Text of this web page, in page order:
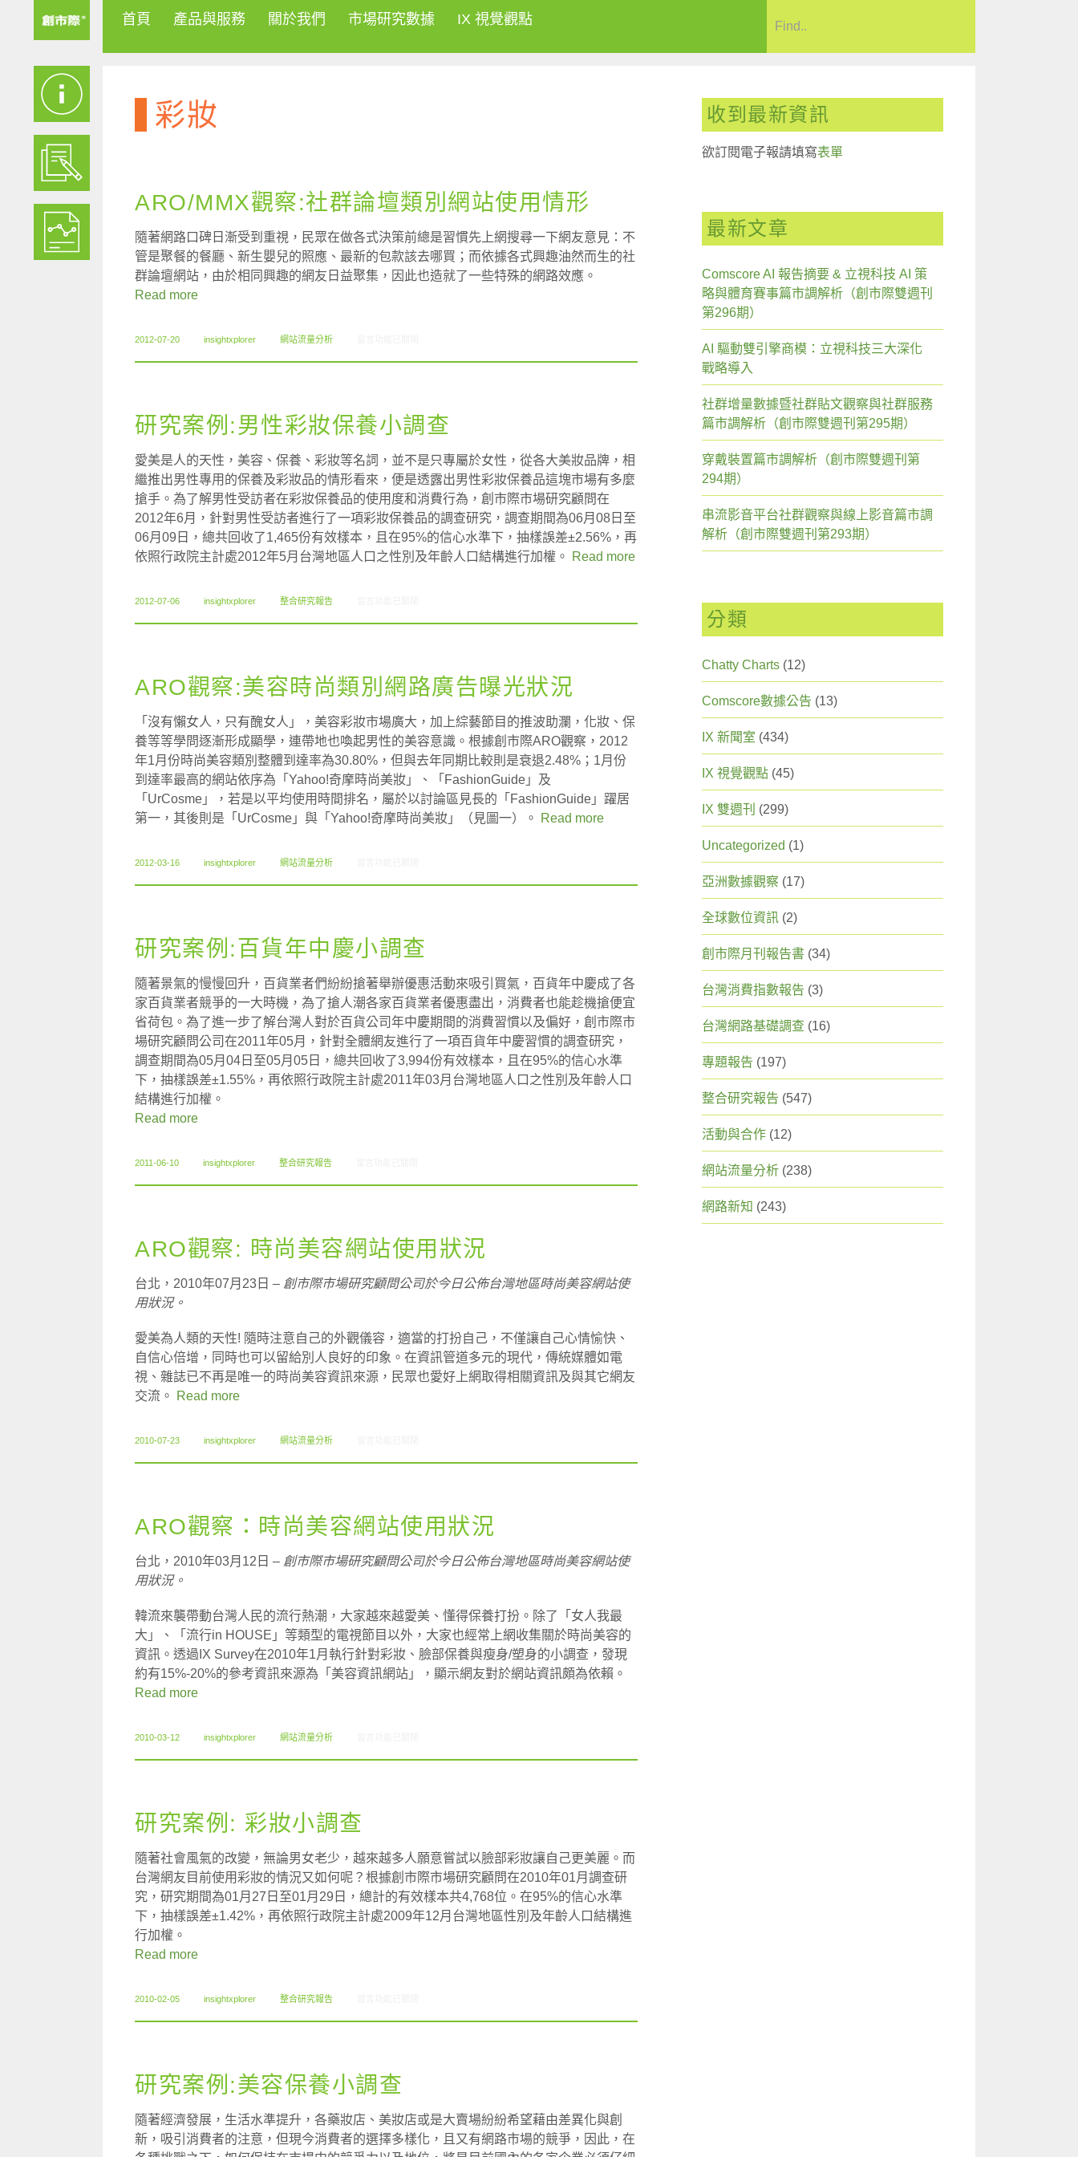
首頁 產品與服務 關於我們 市場研究數據 IX 視覺觀點
彩妝
ARO/MMX觀察:社群論壇類別網站使用情形
隨著網路口碑日漸受到重視，民眾在做各式決策前總是習慣先上網搜尋一下網友意見：不
管是聚餐的餐廳、新生嬰兒的照應、最新的包款該去哪買；而依據各式興趣油然而生的社
群論壇網站，由於相同興趣的網友日益聚集，因此也造就了一些特殊的網路效應。
Read more
2012-07-20 insightxplorer 網站流量分析
研究案例:男性彩妝保養小調查
愛美是人的天性，美容、保養、彩妝等名詞，並不是只專屬於女性，從各大美妝品牌，相
繼推出男性專用的保養及彩妝品的情形看來，便是透露出男性彩妝保養品這塊市場有多麼
搶手。為了解男性受訪者在彩妝保養品的使用度和消費行為，創市際市場研究顧問在
2012年6月，針對男性受訪者進行了一項彩妝保養品的調查研究，調查期間為06月08日至
06月09日，總共回收了1,465份有效樣本，且在95%的信心水準下，抽樣誤差±2.56%，再
依照行政院主計處2012年5月台灣地區人口之性別及年齡人口結構進行加權。
Read more
2012-07-06 insightxplorer 整合研究報告
ARO觀察:美容時尚類別網路廣告曝光狀況
「沒有懶女人，只有醜女人」，美容彩妝市場廣大，加上綜藝節目的推波助瀾，化妝、保
養等等學問逐漸形成顯學，連帶地也喚起男性的美容意識。根據創市際ARO觀察，2012
年1月份時尚美容類別整體到達率為30.80%，但與去年同期比較則是衰退2.48%；1月份
到達率最高的網站依序為「Yahoo!奇摩時尚美妝」、「FashionGuide」及
「UrCosme」，若是以平均使用時間排名，屬於以討論區見長的「FashionGuide」躍居
第一，其後則是「UrCosme」與「Yahoo!奇摩時尚美妝」（見圖一）。
Read more
2012-03-16 insightxplorer 網站流量分析
研究案例:百貨年中慶小調查
隨著景氣的慢慢回升，百貨業者們紛紛搶著舉辦優惠活動來吸引買氣，百貨年中慶成了各
家百貨業者競爭的一大時機，為了搶人潮各家百貨業者優惠盡出，消費者也能趁機搶便宜
省荷包。為了進一步了解台灣人對於百貨公司年中慶期間的消費習慣以及偏好，創市際市
場研究顧問公司在2011年05月，針對全體網友進行了一項百貨年中慶習慣的調查研究，
調查期間為05月04日至05月05日，總共回收了3,994份有效樣本，且在95%的信心水準
下，抽樣誤差±1.55%，再依照行政院主計處2011年03月台灣地區人口之性別及年齡人口
結構進行加權。
Read more
2011-06-10 insightxplorer 整合研究報告
ARO觀察: 時尚美容網站使用狀況
台北，2010年07月23日 – 創市際市場研究顧問公司於今日公佈台灣地區時尚美容網站使
用狀況。
愛美為人類的天性! 隨時注意自己的外觀儀容，適當的打扮自己，不僅讓自己心情愉快、
自信心倍增，同時也可以留給別人良好的印象。在資訊管道多元的現代，傳統媒體如電
視、雜誌已不再是唯一的時尚美容資訊來源，民眾也愛好上網取得相關資訊及與其它網友
交流。
Read more
2010-07-23 insightxplorer 網站流量分析
ARO觀察：時尚美容網站使用狀況
台北，2010年03月12日 – 創市際市場研究顧問公司於今日公佈台灣地區時尚美容網站使
用狀況。
韓流來襲帶動台灣人民的流行熱潮，大家越來越愛美、懂得保養打扮。除了「女人我最
大」、「流行in HOUSE」等類型的電視節目以外，大家也經常上網收集關於時尚美容的
資訊。透過IX Survey在2010年1月執行針對彩妝、臉部保養與瘦身/塑身的小調查，發現
約有15%-20%的參考資訊來源為「美容資訊網站」，顯示網友對於網站資訊頗為依賴。
Read more
2010-03-12 insightxplorer 網站流量分析
研究案例: 彩妝小調查
隨著社會風氣的改變，無論男女老少，越來越多人願意嘗試以臉部彩妝讓自己更美麗。而
台灣網友目前使用彩妝的情況又如何呢？根據創市際市場研究顧問在2010年01月調查研
究，研究期間為01月27日至01月29日，總計的有效樣本共4,768位。在95%的信心水準
下，抽樣誤差±1.42%，再依照行政院主計處2009年12月台灣地區性別及年齡人口結構進
行加權。
Read more
2010-02-05 insightxplorer 整合研究報告
研究案例:美容保養小調查
隨著經濟發展，生活水準提升，各藥妝店、美妝店或是大賣場紛紛希望藉由差異化與創
新，吸引消費者的注意，但現今消費者的選擇多樣化，且又有網路市場的競爭，因此，在
收到最新資訊
欲訂閱電子報請填寫表單
最新文章
Comscore AI 報告摘要 & 立視科技 AI 策
略與體育賽事篇市調解析（創市際雙週刊
第296期）
AI 驅動雙引擎商模：立視科技三大深化
戰略導入
社群增量數據暨社群貼文觀察與社群服務
篇市調解析（創市際雙週刊第295期）
穿戴裝置篇市調解析（創市際雙週刊第
294期）
串流影音平台社群觀察與線上影音篇市調
解析（創市際雙週刊第293期）
分類
Chatty Charts (12)
Comscore數據公告 (13)
IX 新聞室 (434)
IX 視覺觀點 (45)
IX 雙週刊 (299)
Uncategorized (1)
亞洲數據觀察 (17)
全球數位資訊 (2)
創市際月刊報告書 (34)
台灣消費指數報告 (3)
台灣網路基礎調查 (16)
專題報告 (197)
整合研究報告 (547)
活動與合作 (12)
網站流量分析 (238)
網路新知 (243)